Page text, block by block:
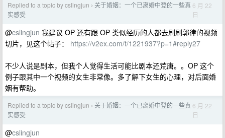
Replied to a topic by cslingjun › 关于婚姻：一个已离婚中登的一些真
实感受
6 月 22
日
@cslingjun 我建议 OP 还有跟 OP 类似经历的人都去刷刷郭律的视频
切片，见这个帖子： https://v2ex.com/t/1221937?p=1#reply27
不少人说是剧本，但我个人觉得生活可能比剧本还荒唐。。OP 这个
例子跟其中一个视频的女生非常像。多了解下女生的心理，对后面婚
姻有帮助。
Replied to a topic by cslingjun › 关于婚姻：一个已离婚中登的一些真
实感受
6 月 22
日
@cslingjun